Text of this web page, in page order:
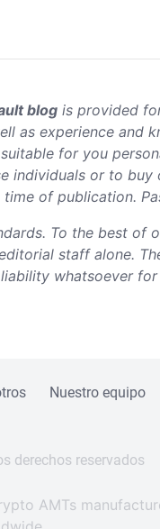
blog is provided
as experience and
for you
individuals or to
of publication.
To the best of
staff alone.
whatsoever
derechos reservados
Nuestro equipo
AMTs